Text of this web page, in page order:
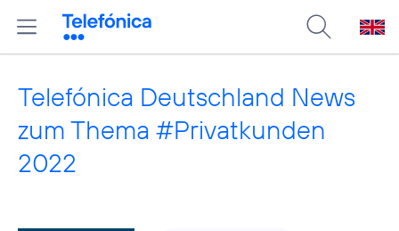
Telefónica Deutschland News
zum Thema #Privatkunden
2022